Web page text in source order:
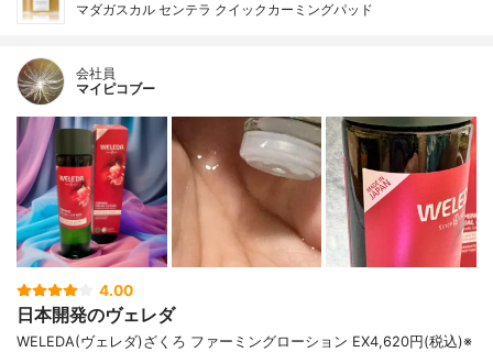
マダガスカル センテラ クイックカーミングパッド
会社員
マイピコブー
4.00
日本開発のヴェレダ
WELEDA(ヴェレダ)ざくろ ファーミングローション EX4,620円(税込)※